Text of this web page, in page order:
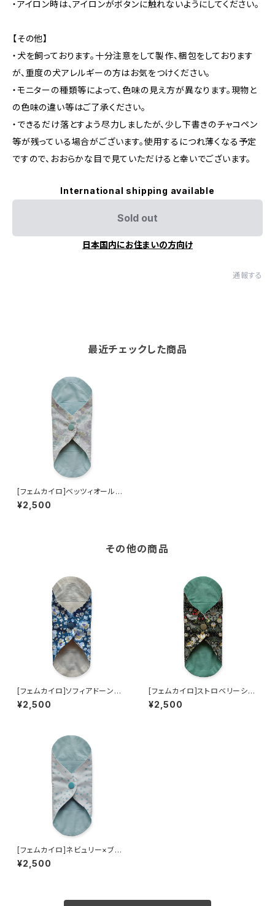
・アイロン時は、アイロンがボタンに触れないようにしてください。
【その他】
・犬を飼っております。十分注意をして製作、梱包をしております
が、重度の犬アレルギーの方はお気をつけください。
・モニターの種類等によって、色味の見え方が異なります。現物と
の色味の違い等はご了承ください。
・できるだけ落とすよう尽力しましたが、少し下書きのチャコペン
等が残っている場合がございます。使用するにつれ薄くなる予定
ですので、おおらかな目で見ていただけると幸いでございます。
International shipping available
Sold out
日本国内にお住まいの方向け
通報する
最近チェックした商品
[フェムカイロ]ベッツィオールド
ラベンダー×ブルー[ミニカイロ1
つ付き]
¥2,500
その他の商品
[フェムカイロ]ソフィアドーン×ミ
ルクティー[ミニカイロ1つ付き]
¥2,500
[フェムカイロ]ストロベリーシー
フ×ジェイドグリーン[ミニカイロ
1つ付き]
¥2,500
[フェムカイロ]ネビュリー×ブル
ー[ミニカイロ1つ付き]
¥2,500